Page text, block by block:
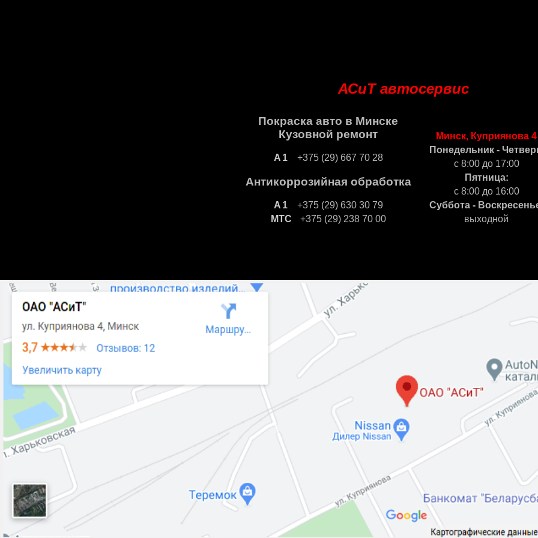
АСиТ автосервис
Покраска авто в Минске
Кузовной ремонт
+375 (29) 667 70 28
Антикоррозийная обработка
+375 (29) 630 30 79
+375 (29) 238 70 00
Минск, Куприянова 4
Понедельник -
с 8:00 до 17:00
Пятница:
с 8:00 до 16:00
Суббота -
выходной